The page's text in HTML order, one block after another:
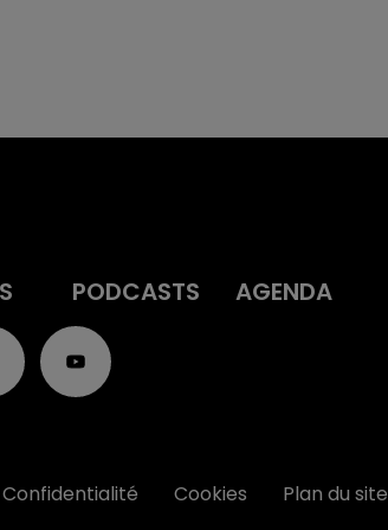
PODCASTS AGENDA
Confidentialité Cookies Plan du site